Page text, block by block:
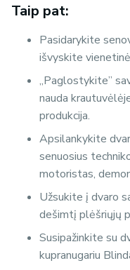
Taip pat:
Pasidarykite
išvyskite
„Paglostykite”
nauda
produkcija.
Apsilankykite
senuosius
motoristas,
Užsukite į dvaro
dešimtį plėšriųjų
Susipažinkite su
kupranugariu